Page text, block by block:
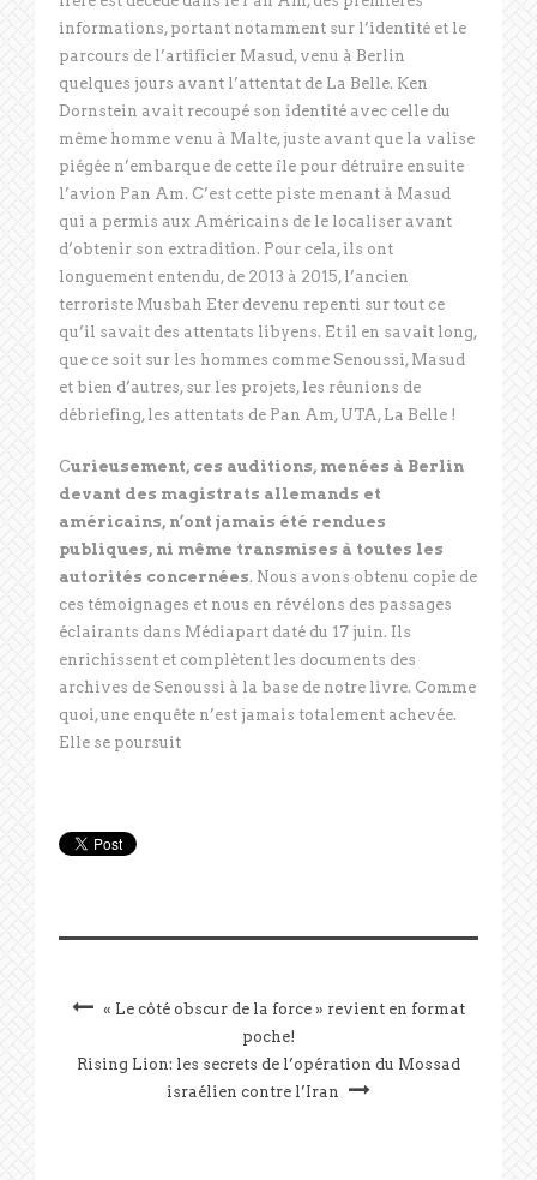
informations, portant notamment sur l’identité et le
parcours de l’artificier Masud, venu à Berlin
quelques jours avant l’attentat de La Belle. Ken
Dornstein avait recoupé son identité avec celle du
même homme venu à Malte, juste avant que la valise
piégée n’embarque de cette île pour détruire ensuite
l’avion Pan Am. C’est cette piste menant à Masud
qui a permis aux Américains de le localiser avant
d’obtenir son extradition. Pour cela, ils ont
longuement entendu, de 2013 à 2015, l’ancien
terroriste Musbah Eter devenu repenti sur tout ce
qu’il savait des attentats libyens. Et il en savait long,
que ce soit sur les hommes comme Senoussi, Masud
et bien d’autres, sur les projets, les réunions de
débriefing, les attentats de Pan Am, UTA, La Belle !
Curieusement, ces auditions, menées à Berlin
devant des magistrats allemands et
américains, n’ont jamais été rendues
publiques, ni même transmises à toutes les
autorités concernées. Nous avons obtenu copie de
ces témoignages et nous en révélons des passages
éclairants dans Médiapart daté du 17 juin. Ils
enrichissent et complètent les documents des
archives de Senoussi à la base de notre livre. Comme
quoi, une enquête n’est jamais totalement achevée.
Elle se poursuit
« Le côté obscur de la force » revient en format
poche!
Rising Lion: les secrets de l’opération du Mossad
israélien contre l’Iran